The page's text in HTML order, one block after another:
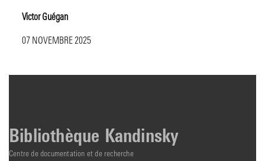
Victor Guégan
07 NOVEMBRE 2025
Bibliothèque Kandinsky
Centre de documentation et de recherche